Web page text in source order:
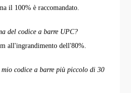
il 100% è raccomandato.
del codice a barre UPC?
all'ingrandimento dell'80%.
mio codice a barre più piccolo di 30